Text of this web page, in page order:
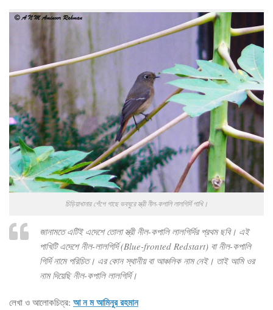
চিড়িয়াখানার পেঁপে গাছে ভবঘুরে স্ত্রী নীল-কপালি লালগির্দি পাখি।
জানামতে এটিই এদেশে তোলা স্ত্রী নীল-কপালি লালগির্দির প্রথম ছবি। এই
পাখিটি এদেশে নীল-লালগির্দি (Blue-fronted Redstart) বা নীল-কপালি
গির্দি নামে পরিচিত। এর কোন স্থানীয় বা আঞ্চলিক নাম নেই। তাই আমি ওর
নাম দিয়েছি নীল-কপালি লালগির্দি।
লেখা ও আলোকচিত্র: আ ন ম আমিনুর রহমান